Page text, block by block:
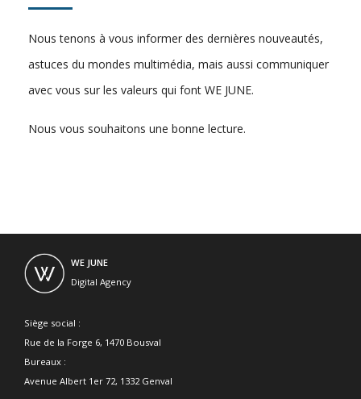
Nous tenons à vous informer des dernières nouveautés,
astuces du mondes multimédia, mais aussi communiquer
avec vous sur les valeurs qui font WE JUNE.
Nous vous souhaitons une bonne lecture.
WE JUNE
Digital Agency
Siège social :
Rue de la Forge 6, 1470 Bousval
Bureaux :
Avenue Albert 1er 72, 1332 Genval